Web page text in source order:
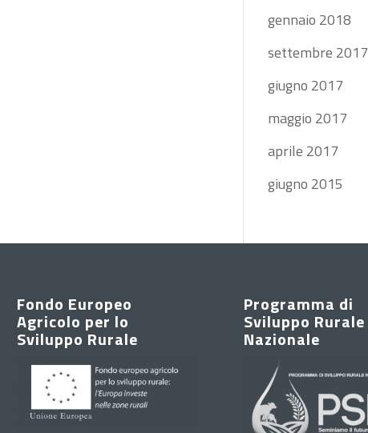
gennaio 2018
settembre 2017
giugno 2017
maggio 2017
aprile 2017
giugno 2015
Fondo Europeo
Agricolo per lo
Sviluppo Rurale
Programma di
Sviluppo Rurale
Nazionale